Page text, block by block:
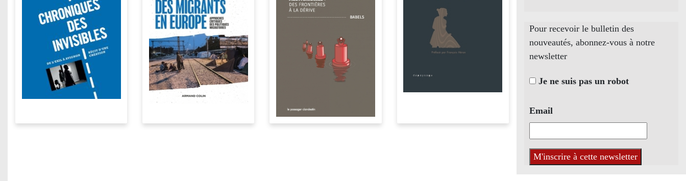
Pour recevoir le bulletin des
nouveautés, abonnez-vous à notre
newsletter
Je ne suis pas un robot
Email